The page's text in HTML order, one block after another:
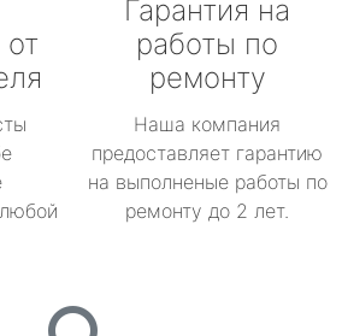
Гарантия на
работы по
ремонту
Наша компания
предоставляет гарантию
на выполненые работы по
ремонту до 2 лет.